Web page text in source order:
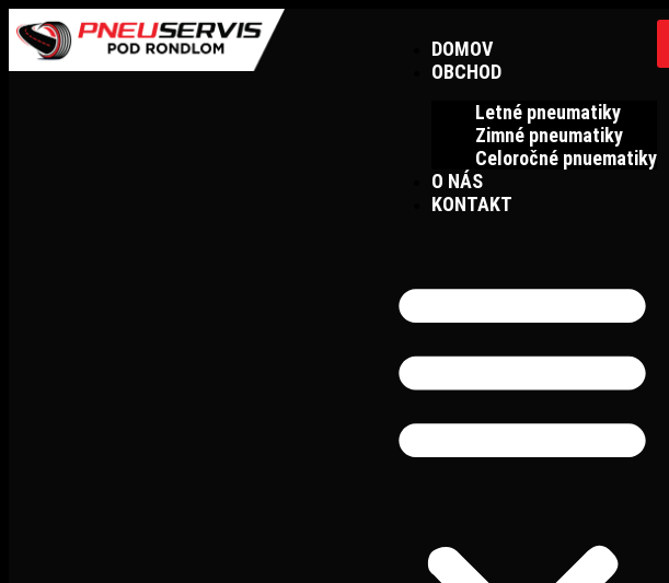
DOMOV
OBCHOD
Letné pneumatiky
Zimné pneumatiky
Celoročné pnuematiky
O NÁS
KONTAKT